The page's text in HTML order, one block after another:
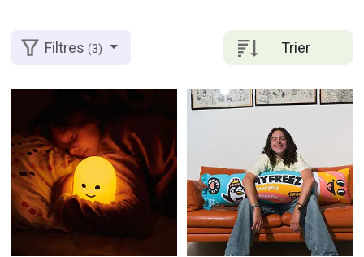
Trier
Filtres(3)